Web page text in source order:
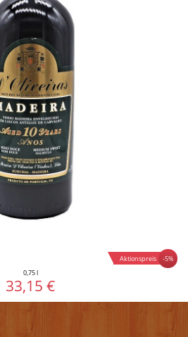
-5%
Aktionspreis
0,75 l
33,15 €